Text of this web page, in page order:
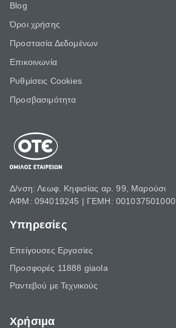
Blog
Όροι χρήσης
Προστασία Δεδομένων
Επικοινωνία
Ρυθμίσεις Cookies
Προσβασιμότητα
Δ/νση: Λεωφ. Κηφισίας αρ. 99, Μαρούσι
ΑΦΜ: 094019245 | ΓΕΜΗ: 001037501000
Υπηρεσίες
Επείγουσες Εργασίες
Προσφορές 11888 giaola
Ραντεβού με Τεχνικούς
Χρήσιμα